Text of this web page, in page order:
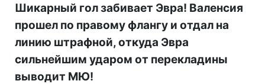
Шикарный гол забивает Эвра! Валенсия
прошел по правому флангу и отдал на
линию штрафной, откуда Эвра
сильнейшим ударом от перекладины
выводит МЮ!